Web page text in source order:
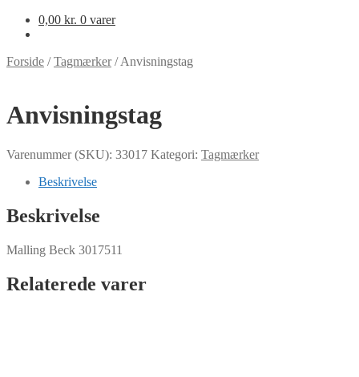
0,00 kr. 0 varer
Forside /Tagmærker/Anvisningstag
Anvisningstag
Varenummer (SKU): 33017 Kategori: Tagmærker
Beskrivelse
Beskrivelse
Malling Beck 3017511
Relaterede varer